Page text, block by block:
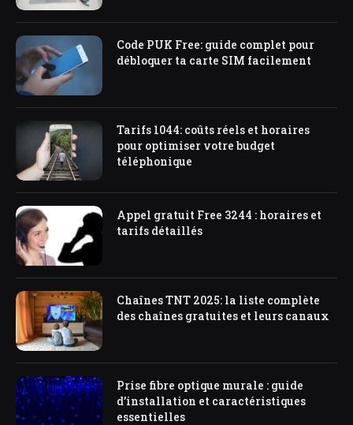
Code PUK Free: guide complet pour
débloquer ta carte SIM facilement
Tarifs 1044: coûts réels et horaires
pour optimiser votre budget
téléphonique
Appel gratuit Free 3244 : horaires et
tarifs détaillés
Chaînes TNT 2025: la liste complète
des chaînes gratuites et leurs canaux
Prise fibre optique murale : guide
d’installation et caractéristiques
essentielles